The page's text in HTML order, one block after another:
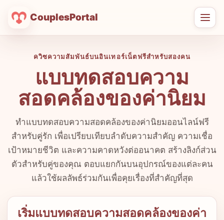
CouplesPortal
เปิด
เมนู
ควิซความสัมพันธ์บนอินเทอร์เน็ตฟรีสำหรับสองคน
แบบทดสอบความ
สอดคล้องของค่านิยม
ทำแบบทดสอบความสอดคล้องของค่านิยมออนไลน์ฟรี
สำหรับคู่รัก เพื่อเปรียบเทียบลำดับความสำคัญ ความเชื่อ
เป้าหมายชีวิต และความคาดหวังต่ออนาคต สร้างลิงก์ส่วน
ตัวสำหรับคู่ของคุณ ตอบแยกกันบนอุปกรณ์ของแต่ละคน
แล้วใช้ผลลัพธ์ร่วมกันเพื่อคุยเรื่องที่สำคัญที่สุด
เริ่มแบบทดสอบความสอดคล้องของค่า